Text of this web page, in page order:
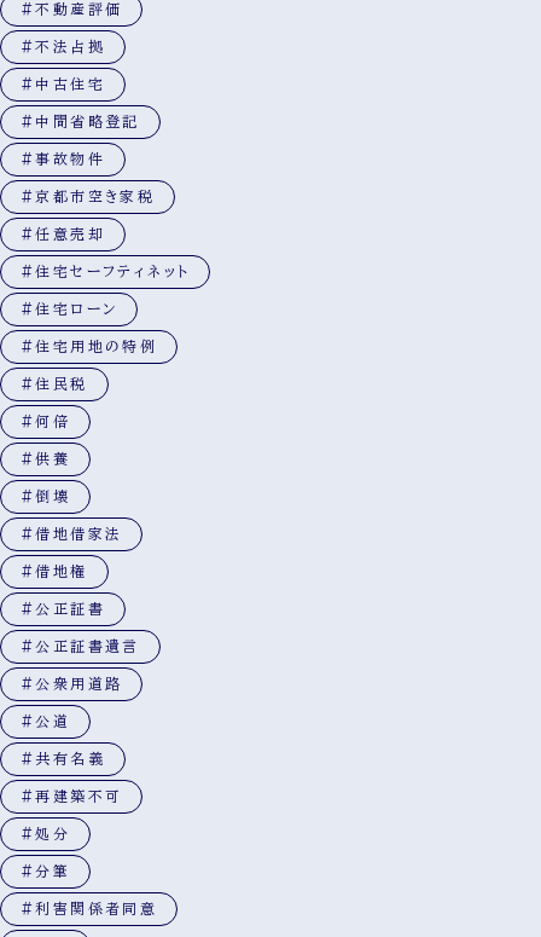
#不動産評価
#不法占拠
#中古住宅
#中間省略登記
#事故物件
#京都市空き家税
#任意売却
#住宅セーフティネット
#住宅ローン
#住宅用地の特例
#住民税
#何倍
#供養
#倒壊
#借地借家法
#借地権
#公正証書
#公正証書遺言
#公衆用道路
#公道
#共有名義
#再建築不可
#処分
#分筆
#利害関係者同意